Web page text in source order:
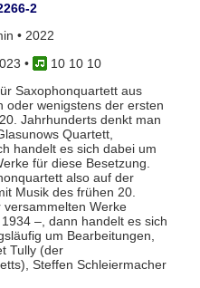
2
• 2022
•
10 10 10
Saxophonquartett aus
oder wenigstens der ersten
Jahrhunderts denkt man
Quartett,
handelt es sich dabei um
für diese Besetzung.
also auf der
Musik des frühen 20.
Werke
–, dann handelt es sich
um Bearbeitungen,
Tully (der
Steffen Schleiermacher